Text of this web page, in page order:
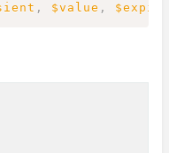
, $value ,